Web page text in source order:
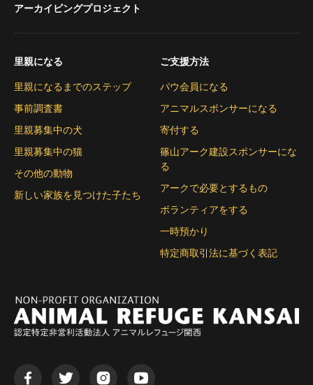
アーカイビングプロジェクト
里親になる
里親になるまでのステップ
事前調査書
里親募集中の犬
里親募集中の猫
その他の動物
新しい家族を見つけた子たち
ご支援方法
パウ会員になる
アニマルスポンサーになる
寄付する
篠山アーク建設スポンサーにな
る
アークで必要とするもの
ボランティアをする
一時預かり
特定商取引法に基づく表記